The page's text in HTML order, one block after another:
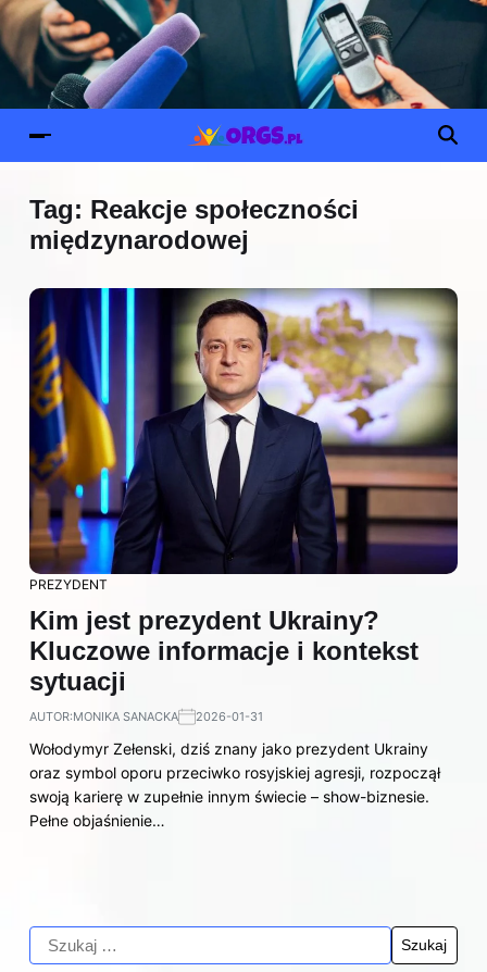
Tag: Reakcje społeczności
międzynarodowej
PREZYDENT
Kim jest prezydent Ukrainy?
Kluczowe informacje i kontekst
sytuacji
AUTOR:MONIKA SANACKA 2026-01-31
Wołodymyr Zełenski, dziś znany jako prezydent Ukrainy
oraz symbol oporu przeciwko rosyjskiej agresji, rozpoczął
swoją karierę w zupełnie innym świecie – show-biznesie.
Pełne objaśnienie…